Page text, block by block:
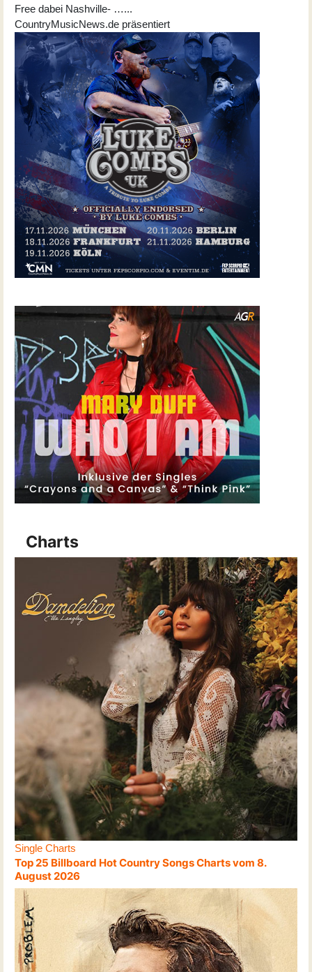
Free dabei Nashville- …...
CountryMusicNews.de präsentiert
Charts
Single Charts
Top 25 Billboard Hot Country Songs Charts vom 8.
August 2026